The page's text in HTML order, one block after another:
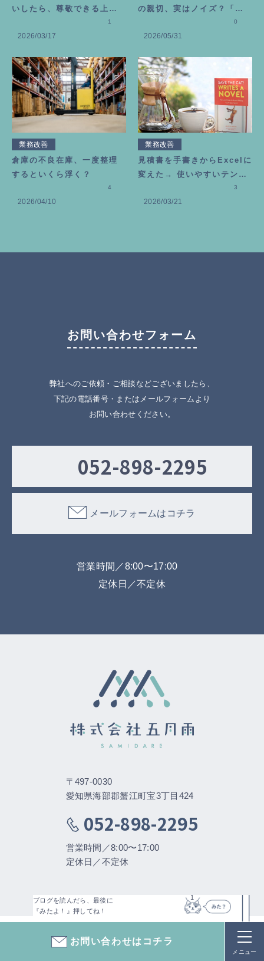
お問い合わせはコチラ
メニュー
ブログを読んだら、最後に
『みたよ！』押してね！
1
いしたら、尊敬できる上司
2026/03/17
1
の親切、実はノイズ？「勘
違いギバー」にモヤモヤし
た時の処方箋
2026/05/31
0
業務改善
倉庫の不良在庫、一度整理
するといくら浮く？
2026/04/10
4
業務改善
見積書を手書きからExcelに
変えた→ 使いやすいテンプ
2026/03/21
3
お問い合わせフォーム
弊社へのご依頼・ご相談などございましたら、
下記の電話番号・またはメールフォームより
お問い合わせください。
052-898-2295
メールフォームはコチラ
営業時間／8:00〜17:00
定休日／不定休
〒497-0030
愛知県海部郡蟹江町宝3丁目424
052-898-2295
営業時間／8:00〜17:00
定休日／不定休
トップページ